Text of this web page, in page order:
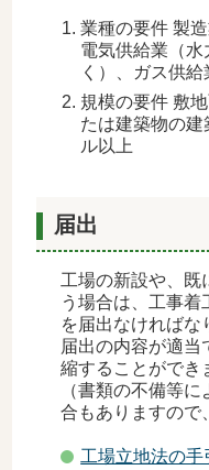
業種の要件 製
電気供給業（
く）、ガス供
規模の要件 敷
たは建築物の建
ル以上
届出
工場の新設や、既
う場合は、工事
を届出なければな
届出の内容が適当
縮することができ
（書類の不備等
合もありますので
工場立地法の手